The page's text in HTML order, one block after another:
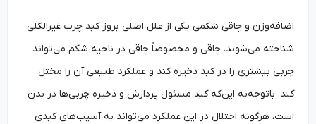
اضافه‌وزن و چاقی شکمی یکی از علل اصلی بروز کبد چرب غیرالکلی
شناخته می‌شوند. چاقی و مخصوصاً چاقی در ناحیه شکم می‌تواند
چربی بیشتری را در کبد ذخیره کند و عملکرد طبیعی آن را مختل
کند. باتوجه‌به این‌که کبد مسئول پردازش و ذخیره چربی‌ها در بدن
است، هرگونه اختلال در این عملکرد می‌تواند به آسیب‌های کبدی